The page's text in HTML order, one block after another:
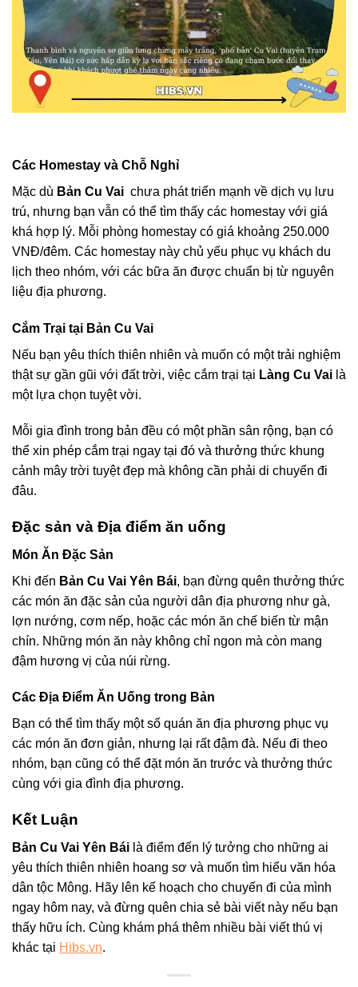
Các Homestay và Chỗ Nghỉ
Mặc dù Bản Cu Vai chưa phát triển mạnh về dịch vụ lưu
trú, nhưng bạn vẫn có thể tìm thấy các homestay với giá
khá hợp lý. Mỗi phòng homestay có giá khoảng 250.000
VNĐ/đêm. Các homestay này chủ yếu phục vụ khách du
lịch theo nhóm, với các bữa ăn được chuẩn bị từ nguyên
liệu địa phương.
Cắm Trại tại Bản Cu Vai
Nếu bạn yêu thích thiên nhiên và muốn có một trải nghiệm
thật sự gần gũi với đất trời, việc cắm trại tại Làng Cu Vai là
một lựa chọn tuyệt vời.
Mỗi gia đình trong bản đều có một phần sân rộng, bạn có
thể xin phép cắm trại ngay tại đó và thưởng thức khung
cảnh mây trời tuyệt đẹp mà không cần phải di chuyển đi
đâu.
Đặc sản và Địa điểm ăn uống
Món Ăn Đặc Sản
Khi đến Bản Cu Vai Yên Bái, bạn đừng quên thưởng thức
các món ăn đặc sản của người dân địa phương như gà,
lợn nướng, cơm nếp, hoặc các món ăn chế biến từ mận
chín. Những món ăn này không chỉ ngon mà còn mang
đậm hương vị của núi rừng.
Các Địa Điểm Ăn Uống trong Bản
Bạn có thể tìm thấy một số quán ăn địa phương phục vụ
các món ăn đơn giản, nhưng lại rất đậm đà. Nếu đi theo
nhóm, bạn cũng có thể đặt món ăn trước và thưởng thức
cùng với gia đình địa phương.
Kết Luận
Bản Cu Vai Yên Bái là điểm đến lý tưởng cho những ai
yêu thích thiên nhiên hoang sơ và muốn tìm hiểu văn hóa
dân tộc Mông. Hãy lên kế hoạch cho chuyến đi của mình
ngay hôm nay, và đừng quên chia sẻ bài viết này nếu bạn
thấy hữu ích. Cùng khám phá thêm nhiều bài viết thú vị
khác tại Hibs.vn.